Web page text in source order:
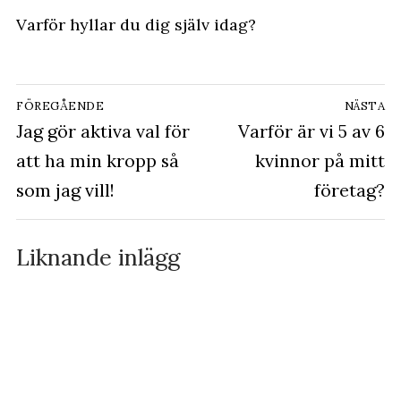
Varför hyllar du dig själv idag?
Inläggsnavigering
FÖREGÅENDE
Föregående
inlägg:
Jag gör aktiva val för
att ha min kropp så
som jag vill!
NÄSTA
Nästa
inlägg:
Varför är vi 5 av 6
kvinnor på mitt
företag?
Liknande inlägg